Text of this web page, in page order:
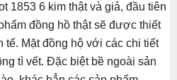
1853 6 kim thật và giả, đầu tiên
đồng hồ thật sẽ được thiết
tế. Mặt đồng hộ với các chi tiết
tì vết. Đặc biệt bề ngoài sản